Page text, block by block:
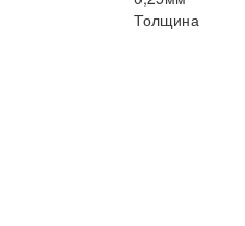
Толщина